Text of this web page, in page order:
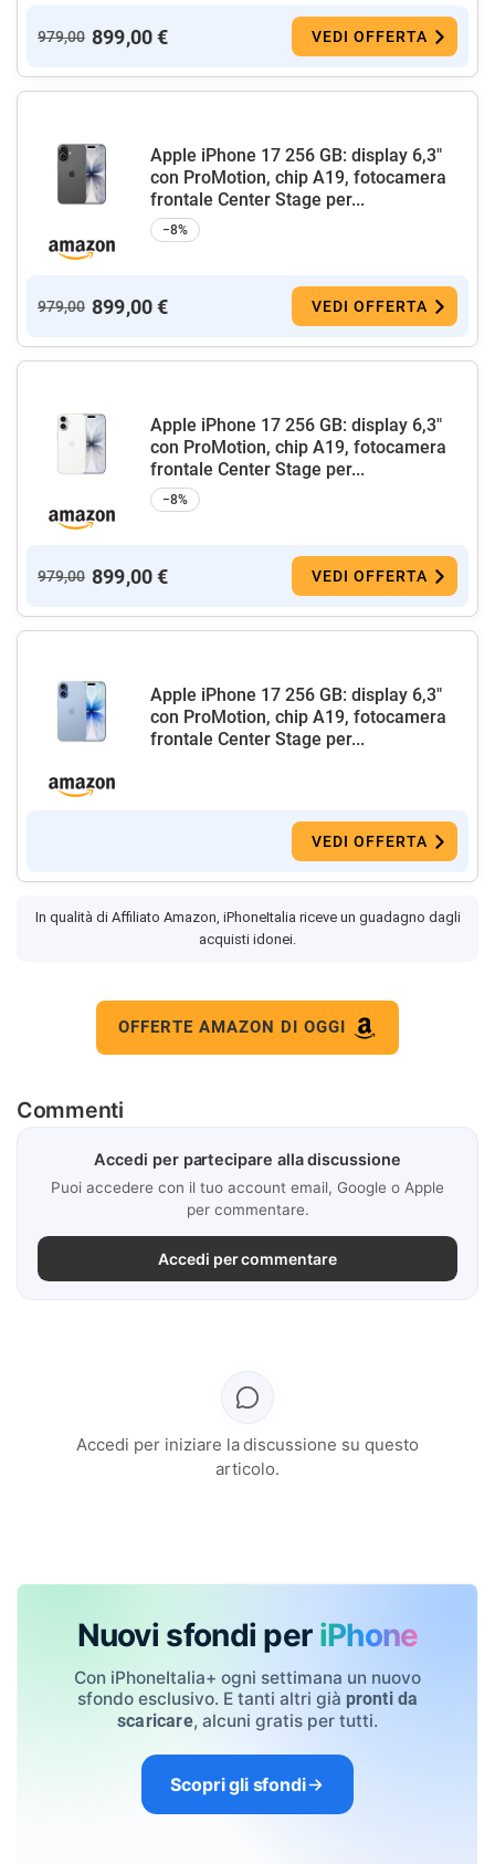
979,00 899,00 € VEDI OFFERTA
Apple iPhone 17 256 GB: display 6,3"
con ProMotion, chip A19, fotocamera
frontale Center Stage per...
−8%
979,00 899,00 € VEDI OFFERTA
Apple iPhone 17 256 GB: display 6,3"
con ProMotion, chip A19, fotocamera
frontale Center Stage per...
−8%
979,00 899,00 € VEDI OFFERTA
Apple iPhone 17 256 GB: display 6,3"
con ProMotion, chip A19, fotocamera
frontale Center Stage per...
VEDI OFFERTA
In qualità di Affiliato Amazon, iPhoneItalia riceve un guadagno dagli
acquisti idonei.
OFFERTE AMAZON DI OGGI
Commenti
Accedi per partecipare alla discussione
Puoi accedere con il tuo account email, Google o Apple
per commentare.
Accedi per commentare
Accedi per iniziare la discussione su questo
articolo.
Nuovi sfondi per iPhone
Con iPhoneItalia+ ogni settimana un nuovo
sfondo esclusivo. E tanti altri già pronti da
scaricare, alcuni gratis per tutti.
Scopri gli sfondi